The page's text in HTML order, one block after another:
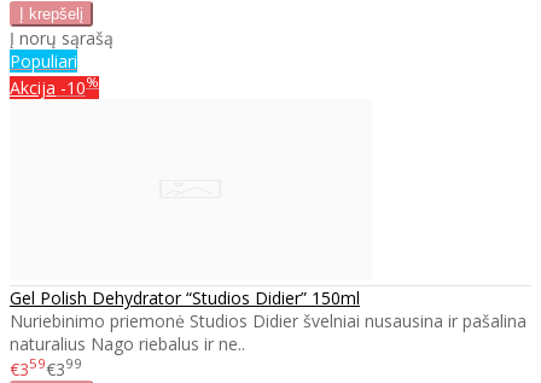
Į norų sąrašą
Populiari
Akcija -10%
Gel Polish Dehydrator “Studios Didier” 150ml
Nuriebinimo priemonė Studios Didier švelniai nusausina ir pašalina
naturalius Nago riebalus ir ne..
€359€399